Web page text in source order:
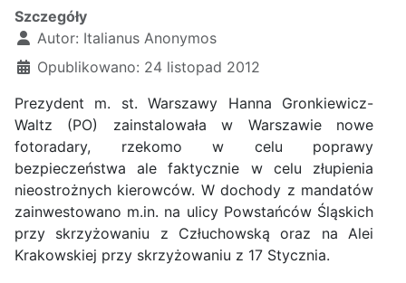
Szczegóły
Autor: Italianus Anonymos
Opublikowano: 24 listopad 2012
Prezydent m. st. Warszawy Hanna Gronkiewicz-
Waltz (PO) zainstalowała w Warszawie nowe
fotoradary, rzekomo w celu poprawy
bezpieczeństwa ale faktycznie w celu złupienia
nieostrożnych kierowców. W dochody z mandatów
zainwestowano m.in. na ulicy Powstańców Śląskich
przy skrzyżowaniu z Człuchowską oraz na Alei
Krakowskiej przy skrzyżowaniu z 17 Stycznia.